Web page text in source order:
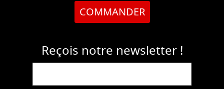
COMMANDER
Reçois notre newsletter !